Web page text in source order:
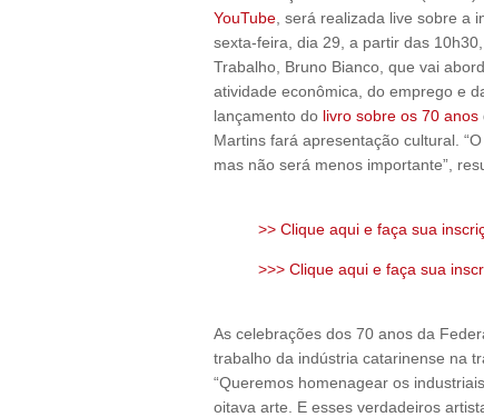
YouTube , será realizada live sobre
sexta-feira, dia 29, a partir das
Trabalho, Bruno Bianco, que vai
atividade econômica, do emprego e
lançamento do livro sobre os 70 anos
Martins fará apresentação cultural.
mas não será menos importante”,
>> Clique aqui e faça sua
>>> Clique aqui e faça sua
As celebrações dos 70 anos da
trabalho da indústria catarinense na
“Queremos homenagear os
oitava arte. E esses verdadeiros